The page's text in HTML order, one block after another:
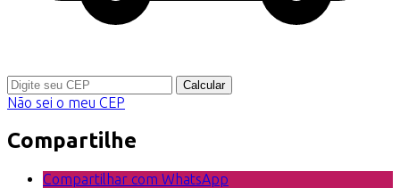
Calcular
Não sei o meu CEP
Compartilhe
Compartilhar com WhatsApp